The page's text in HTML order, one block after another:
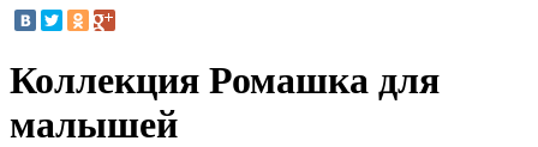
Коллекция Ромашка для
малышей